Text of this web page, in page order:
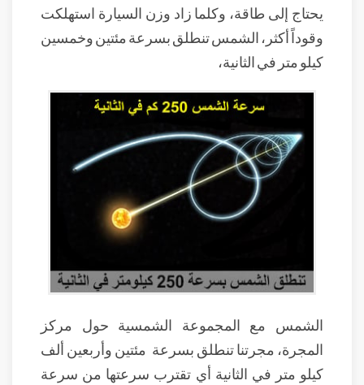
يحتاج إلى طاقة، وكلما زاد وزن السيارة استهلكت
وقوداً أكثر، الشمس تنطلق بسرعة مئتين وخمسين
كيلو متر في الثانية،
الشمس مع المجموعة الشمسية حول مركز
المجرة، مجرتنا تنطلق بسرعة مئتين وأربعين ألف
كيلو متر في الثانية أي تقترب سرعتها من سرعة